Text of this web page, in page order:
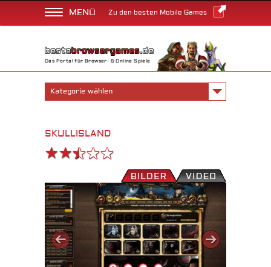
MENÜ Zu den besten Mobile Games
Das Portal für Browser- & Online Spiele
Kategorie wählen
SKULLISLAND